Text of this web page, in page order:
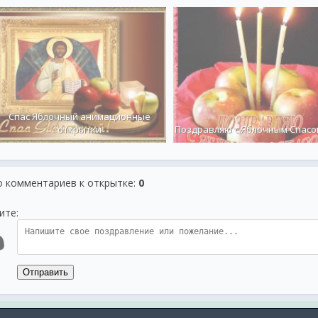
Спас Яблочный анимационные
открытки
Поздравляю с Яблочным
комментариев к открытке: 0
Отправить